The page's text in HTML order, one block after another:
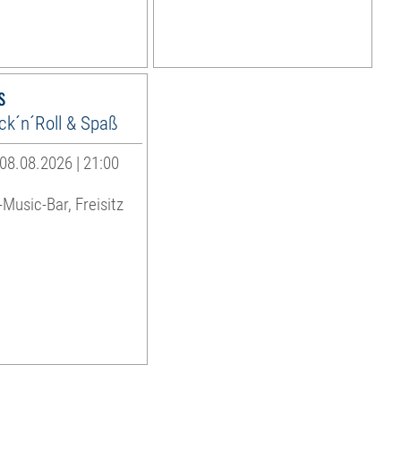
& Spaß
| 21:00
Bar, Freisitz